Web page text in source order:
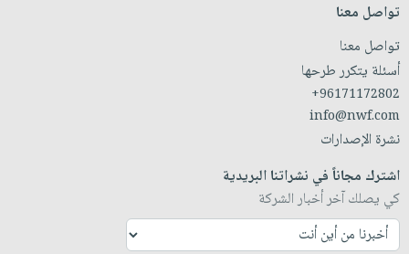
تواصل معنا
تواصل معنا
أسئلة يتكرر طرحها
+96171172802
info@nwf.com
نشرة الإصدارات
اشترك مجاناً في نشراتنا البريدية
كي يصلك آخر أخبار الشركة